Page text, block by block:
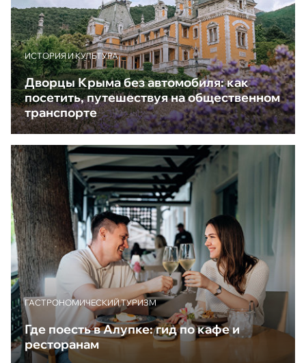
ИСТОРИЯ И КУЛЬТУРА
Дворцы Крыма без автомобиля: как
посетить, путешествуя на общественном
транспорте
ГАСТРОНОМИЧЕСКИЙ ТУРИЗМ
Где поесть в Алупке: гид по кафе и
ресторанам